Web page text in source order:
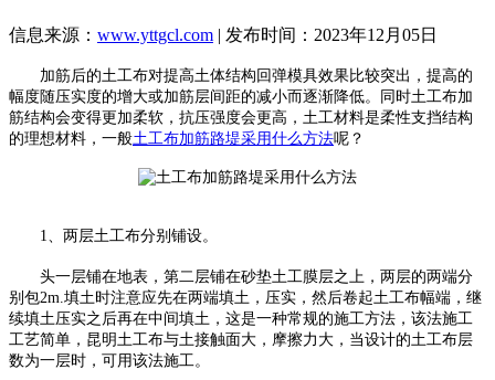
信息来源： www.yttgcl.com | 发布时间：2023年12月05日
加筋后的土工布对提高土体结构回弹模具效果比较突出，提高的
幅度随压实度的增大或加筋层间距的减小而逐渐降低。同时土工布加
筋结构会变得更加柔软，抗压强度会更高，土工材料是柔性支挡结构
的理想材料，一般土工布加筋路堤采用什么方法呢？
1、两层土工布分别铺设。
头一层铺在地表，第二层铺在砂垫土工膜层之上，两层的两端分
别包2m.填土时注意应先在两端填土，压实，然后卷起土工布幅端，继
续填土压实之后再在中间填土，这是一种常规的施工方法，该法施工
工艺简单，昆明土工布与土接触面大，摩擦力大，当设计的土工布层
数为一层时，可用该法施工。